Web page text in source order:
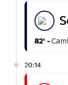
82' -
20:14